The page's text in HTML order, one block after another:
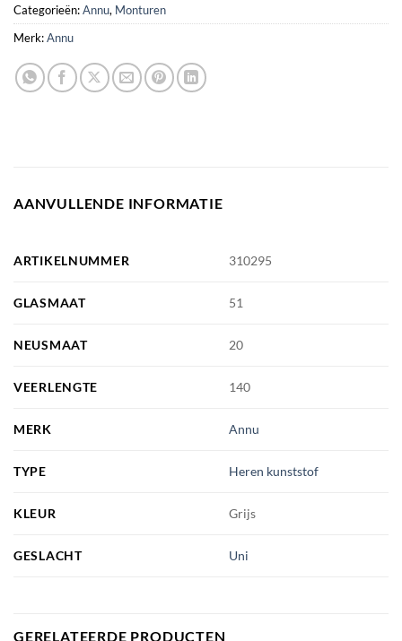
Categorieën:Annu, Monturen
Merk:Annu
AANVULLENDE INFORMATIE
ARTIKELNUMMER 310295
GLASMAAT 51
NEUSMAAT 20
VEERLENGTE 140
MERK Annu
TYPE Heren kunststof
KLEUR Grijs
GESLACHT Uni
GERELATEERDE PRODUCTEN